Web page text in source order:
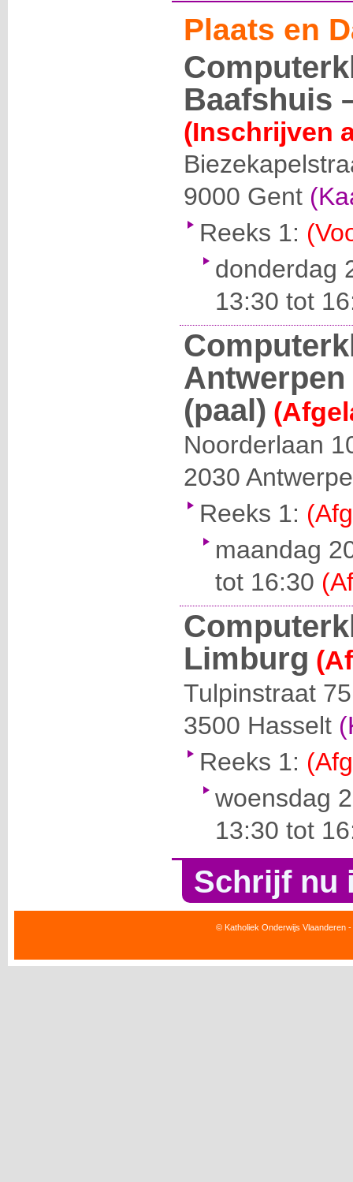
Plaats en
Baafshuis
(Inschrijven
9000 Gent
Reeks 1:
donderdag
13:30 tot
(paal)
Noorderlaan
2030
Reeks 1:
maandag
tot 16:30
Limburg
Tulpinstraat 75
3500 Hasselt
Reeks 1:
woensdag
13:30 tot
Schrijf nu
© Katholiek Onderwijs Vlaanderen